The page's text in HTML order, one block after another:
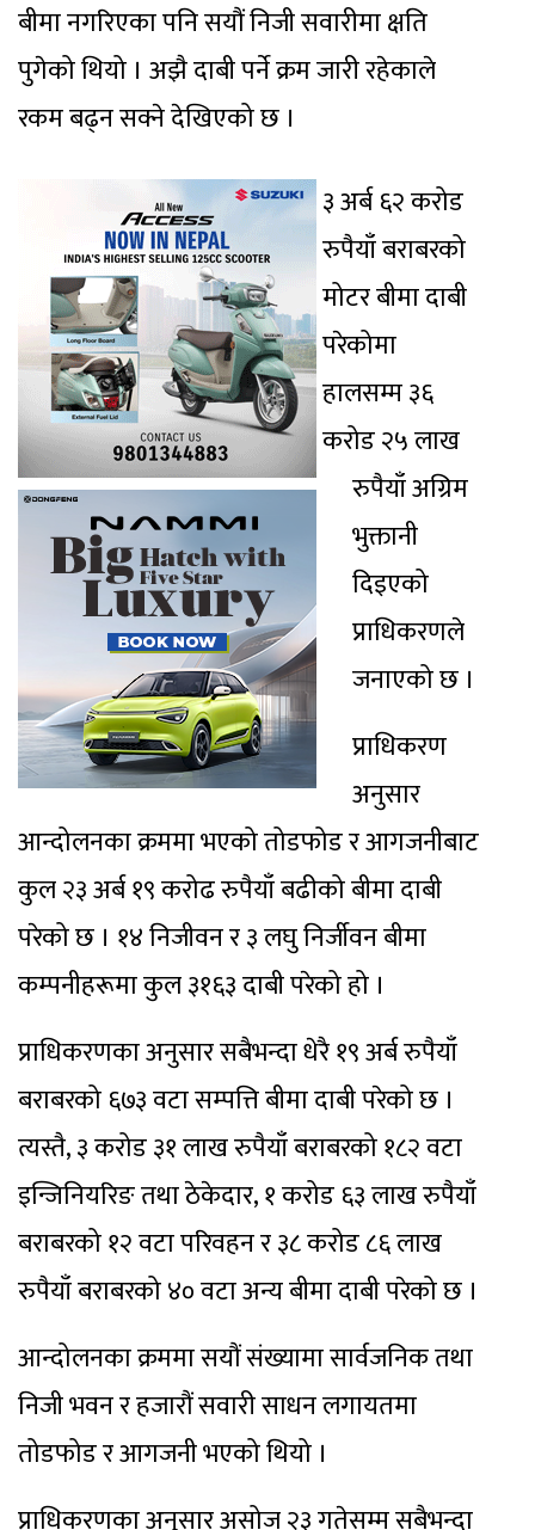
बीमा नगरिएका पनि सयौं निजी सवारीमा क्षति
पुगेको थियो । अझै दाबी पर्ने क्रम जारी रहेकाले
रकम बढ्न सक्ने देखिएको छ ।
३ अर्ब ६२ करोड
रुपैयाँ बराबरको
मोटर बीमा दाबी
परेकोमा
हालसम्म ३६
करोड २५ लाख
रुपैयाँ अग्रिम
भुक्तानी
दिइएको
प्राधिकरणले
जनाएको छ ।
प्राधिकरण
अनुसार
आन्दोलनका क्रममा भएको तोडफोड र आगजनीबाट
कुल २३ अर्ब १९ करोढ रुपैयाँ बढीको बीमा दाबी
परेको छ । १४ निजीवन र ३ लघु निर्जीवन बीमा
कम्पनीहरूमा कुल ३१६३ दाबी परेको हो ।
प्राधिकरणका अनुसार सबैभन्दा धेरै १९ अर्ब रुपैयाँ
बराबरको ६७३ वटा सम्पत्ति बीमा दाबी परेको छ ।
त्यस्तै, ३ करोड ३१ लाख रुपैयाँ बराबरको १८२ वटा
इन्जिनियरिङ तथा ठेकेदार, १ करोड ६३ लाख रुपैयाँ
बराबरको १२ वटा परिवहन र ३८ करोड ८६ लाख
रुपैयाँ बराबरको ४० वटा अन्य बीमा दाबी परेको छ ।
आन्दोलनका क्रममा सयौं संख्यामा सार्वजनिक तथा
निजी भवन र हजारौं सवारी साधन लगायतमा
तोडफोड र आगजनी भएको थियो ।